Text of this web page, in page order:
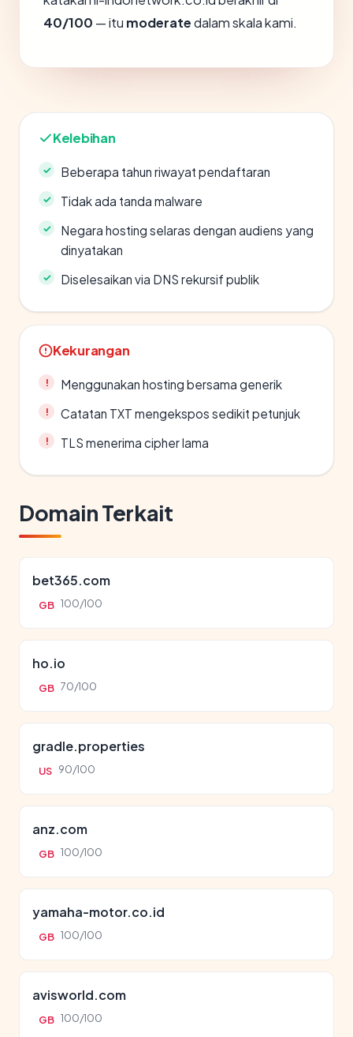
40/100 — itu moderatedalam skala kami.
Kelebihan
Beberapa tahun riwayat pendaftaran
Tidak ada tanda malware
Negara hosting selaras dengan audiens yang
dinyatakan
Diselesaikan via DNS rekursif publik
Kekurangan
Menggunakan hosting bersama generik
Catatan TXT mengekspos sedikit petunjuk
TLS menerima cipher lama
Domain Terkait
bet365.com
GB 100/100
ho.io
GB 70/100
gradle.properties
US 90/100
anz.com
GB 100/100
yamaha-motor.co.id
GB 100/100
avisworld.com
GB 100/100